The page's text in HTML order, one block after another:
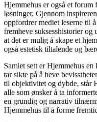
Hjemmehus er også et
løsninger. Gjennom
oppfordrer mediet leserne til
fremheve suksesshistorier
at det er mulig å skape et
også estetisk tiltalende og
Samlet sett er Hjemmehus
tar sikte på å heve
til objektivitet og dybde, står
alle som ønsker å ta
en grundig og narrativ
Hjemmehus til å forme